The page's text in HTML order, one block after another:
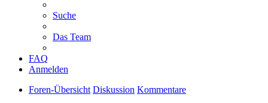
Suche
Das Team
FAQ
Anmelden
Foren-Übersicht Diskussion Kommentare